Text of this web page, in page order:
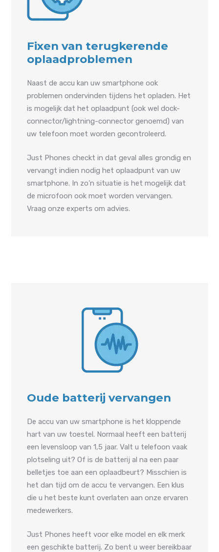
Fixen van terugkerende
oplaadproblemen
Naast de accu kan uw smartphone ook
problemen ondervinden tijdens het opladen. Het
is mogelijk dat het oplaadpunt (ook wel dock-
connector/lightning-connector genoemd) van
uw telefoon moet worden gecontroleerd.
Just Phones checkt in dat geval alles grondig en
vervangt indien nodig het oplaadpunt van uw
smartphone. In zo’n situatie is het mogelijk dat
de microfoon ook moet worden vervangen.
Vraag onze experts om advies.
Oude batterij vervangen
De accu van uw smartphone is het kloppende
hart van uw toestel. Normaal heeft een batterij
een levensloop van 1,5 jaar. Valt u telefoon vaak
plotseling uit? Of is de batterij al na een paar
belletjes toe aan een oplaadbeurt? Misschien is
het dan tijd om de accu te vervangen. Een klus
die u het beste kunt overlaten aan onze ervaren
medewerkers.
Just Phones heeft voor elke model en elk merk
een geschikte batterij. Zo bent u weer bereikbaar